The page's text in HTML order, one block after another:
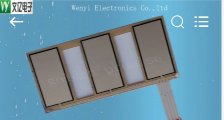
الرئيسية
Technology